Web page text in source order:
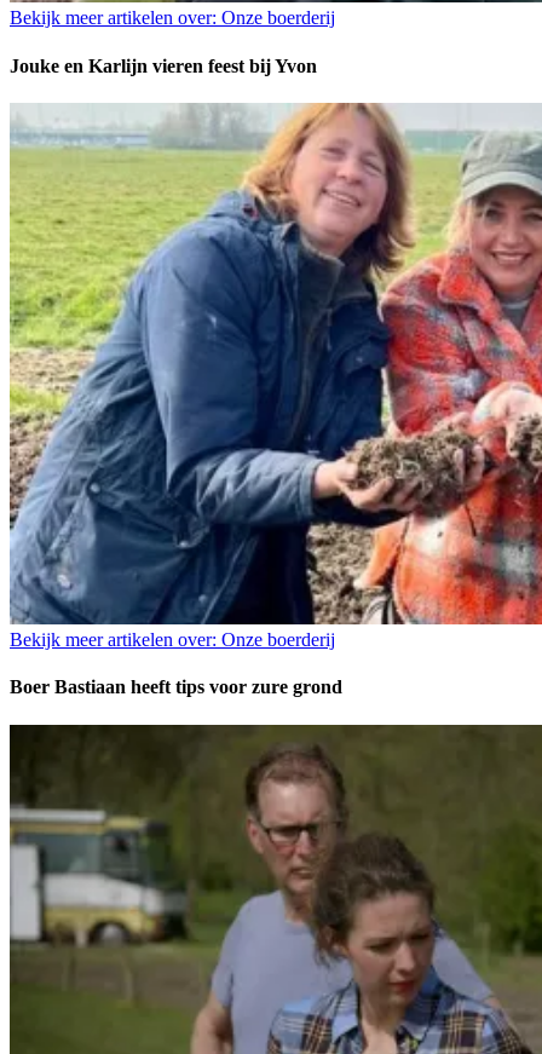
Bekijk meer artikelen over: Onze boerderij
Jouke en Karlijn vieren feest bij Yvon
Bekijk meer artikelen over: Onze boerderij
Boer Bastiaan heeft tips voor zure grond